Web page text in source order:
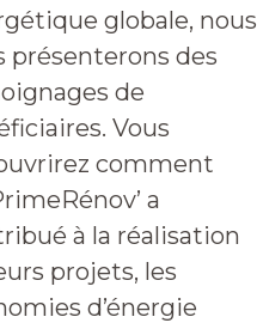
globale, nous
présenterons des
de
Vous
comment
a
à la réalisation
projets, les
d’énergie